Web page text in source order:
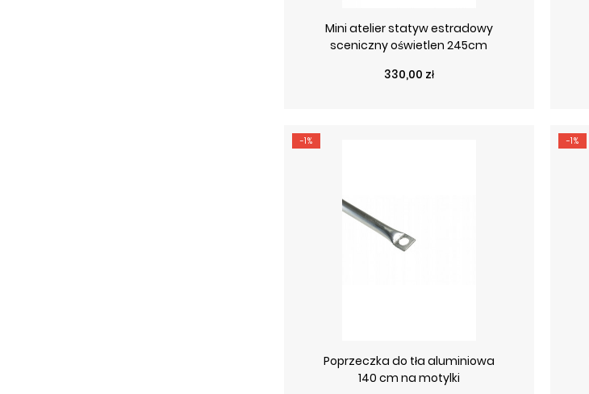
Mini atelier statyw estradowy
sceniczny oświetlen 245cm
Cena
330,00 zł
-1%
Poprzeczka do tła aluminiowa
140 cm na motylki
-1%